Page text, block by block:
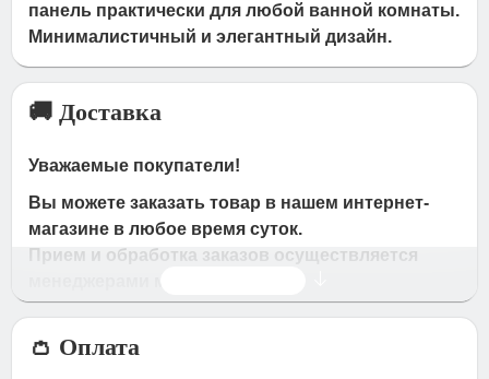
панель практически для любой ванной комнаты.
Минималистичный и элегантный дизайн.
🚚 Доставка
Уважаемые покупатели!
Вы можете заказать товар в нашем интернет-
магазине в любое время суток.
Прием и обработка заказов осуществляется
Время работы магазина:
с 09:00 дo 19:00
👛 Оплата